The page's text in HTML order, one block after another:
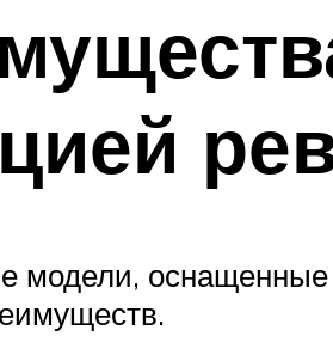
модели,